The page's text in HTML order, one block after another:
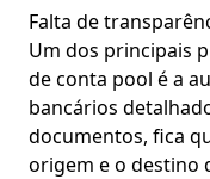
Falta de
Um dos principais
de conta pool é a
bancários
documentos, fica
origem e o destino